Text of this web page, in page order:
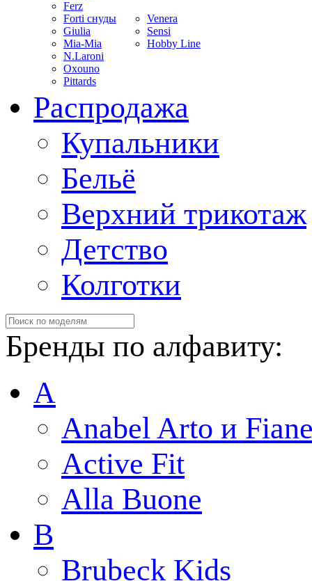
Ferz
Forti снуды
Giulia
Mia-Mia
N.Laroni
Oxouno
Pittards
Venera
Sensi
Hobby Line
Распродажа
Купальники
Бельё
Верхний трикотаж
Детство
Колготки
Бренды по алфавиту:
A
Anabel Arto и
Active Fit
Alla Buone
B
Brubeck Kids